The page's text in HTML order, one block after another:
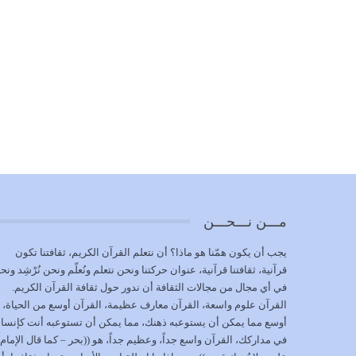
مـــن نـــحـــن
يجب أن يكون همّنا هو ماذا؟ أن نتعلم القرآن الكريم، ثقافتنا تكون
قرآنية، ثقافتنا قرآنية، عنوان حركتنا ونحن نتعلم ونُعلّم ونحن نُرْشِد
في أي مجال من مجالات الثقافة أن ندور حول ثقافة القرآن الكريم.
القرآن علوم واسعة، القرآن معارف عظيمة، القرآن أوسع من الحياة،
أوسع مما يمكن أن يستوعبه ذهنك، مما يمكن أن تستوعبه أنت
في مداركك، القرآن واسع جداً، وعظيم جداً، هو ((بحر – كما قال الإمام